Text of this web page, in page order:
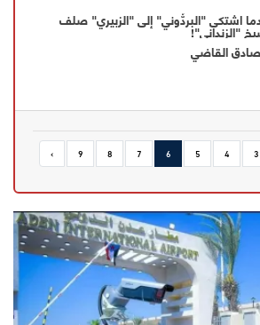
اشتكى "البردُّوني" إلى "الزبيري" صلف
"الزنداني"!
القاضي
3
4
5
6
7
8
9
›